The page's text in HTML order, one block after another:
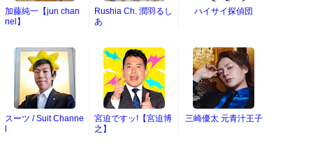
加藤純一【jun chan
nel】
Rushia Ch. 潤羽るし
あ
ハイサイ探偵団
スーツ / Suit Channe
宮迫ですッ!【宮迫博
之】
三崎優太 元青汁王子